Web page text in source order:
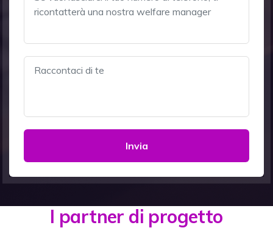
Invia
I partner di progetto